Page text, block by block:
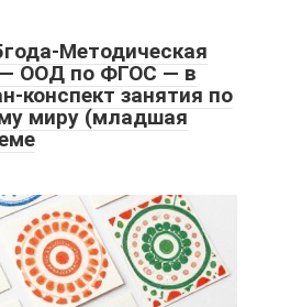
Методическая
— ООД по ФГОС — в
конспект занятия по
миру (младшая